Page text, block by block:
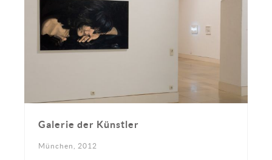
Galerie der Künstler
München, 2012